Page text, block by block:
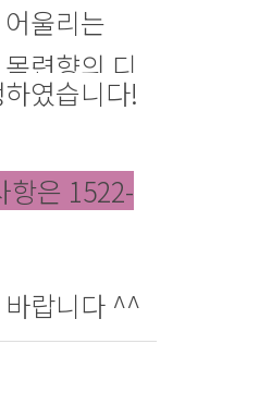
울리는
련향의 디
였습니다!
항은 1522-
랍니다 ^^